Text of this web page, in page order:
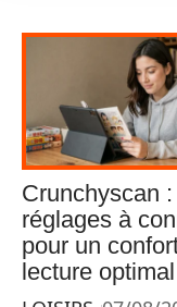
Crunchyscan
réglages à
pour un
lecture optimal